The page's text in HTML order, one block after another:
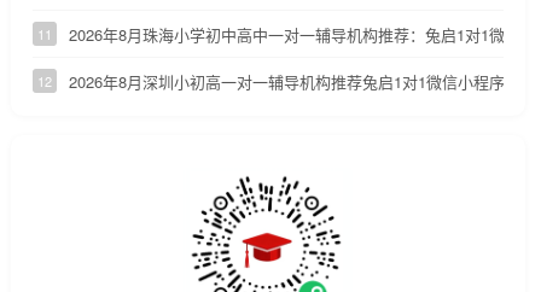
11 2026年8月珠海小学初中高中一对一辅导机构推荐：兔启1对1微信
12 2026年8月深圳小初高一对一辅导机构推荐兔启1对1微信小程序